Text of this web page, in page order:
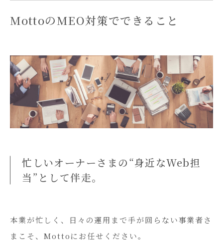
MottoのMEO対策でできること
忙しいオーナーさまの“身近なWeb担
当”として伴走。
本業が忙しく、日々の運用まで手が回らない事業者さ
まこそ、Mottoにお任せください。